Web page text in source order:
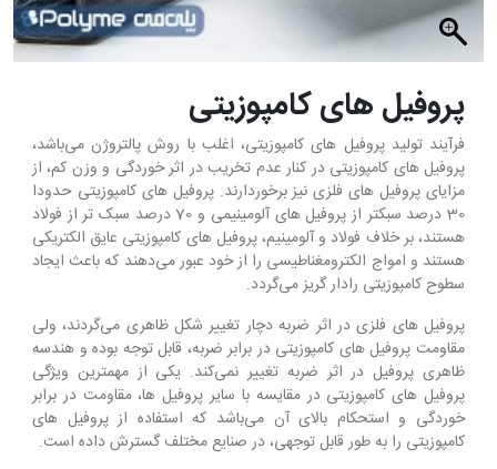
پروفیل های کامپوزیتی
فرآیند تولید پروفیل های کامپوزیتی، اغلب با روش پالتروژن می‌باشد،
پروفیل های کامپوزیتی در کنار عدم تخریب در اثر خوردگی و وزن کم، از
مزایای پروفیل های فلزی نیز برخوردارند. پروفیل های کامپوزیتی حدودا
30 درصد سبکتر از پروفیل های آلومینیمی و 70 درصد سبک تر از فولاد
هستند، بر خلاف فولاد و آلومینیم، پروفیل های کامپوزیتی عایق الکتریکی
هستند و امواج الکترومغناطیسی را از خود عبور می‌دهند که باعث ایجاد
سطوح کامپوزیتی رادار گریز می‌گردد.
پروفیل های فلزی در اثر ضربه دچار تغییر شکل ظاهری می‌گردند، ولی
مقاومت پروفیل های کامپوزیتی در برابر ضربه، قابل توجه بوده و هندسه
ظاهری پروفیل در اثر ضربه تغییر نمی‌کند. یکی از مهمترین ویژگی
پروفیل های کامپوزیتی در مقایسه با سایر پروفیل ها، مقاومت در برابر
خوردگی و استحکام بالای آن می‌باشد که استفاده از پروفیل های
کامپوزیتی را به طور قابل توجهی، در صنایع مختلف گسترش داده است.